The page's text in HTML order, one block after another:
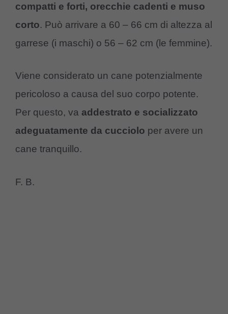
compatti e forti, orecchie cadenti e muso
corto. Può arrivare a 60 – 66 cm di altezza al
garrese (i maschi) o 56 – 62 cm (le femmine).
Viene considerato un cane potenzialmente
pericoloso a causa del suo corpo potente.
Per questo, va addestrato e socializzato
adeguatamente da cucciolo per avere un
cane tranquillo.
F. B.